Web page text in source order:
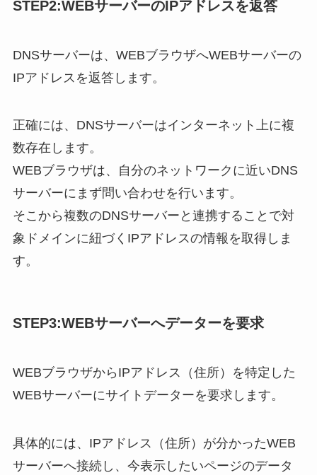
STEP2:WEBサーバーのIPアドレスを返答
DNSサーバーは、WEBブラウザへWEBサーバーの
IPアドレスを返答します。
正確には、DNSサーバーはインターネット上に複
数存在します。
WEBブラウザは、自分のネットワークに近いDNS
サーバーにまず問い合わせを行います。
そこから複数のDNSサーバーと連携することで対
象ドメインに紐づくIPアドレスの情報を取得しま
す。
STEP3:WEBサーバーへデーターを要求
WEBブラウザからIPアドレス（住所）を特定した
WEBサーバーにサイトデーターを要求します。
具体的には、IPアドレス（住所）が分かったWEB
サーバーへ接続し、今表示したいページのデータ